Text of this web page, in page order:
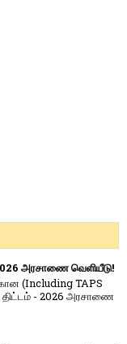
2026 அரசாணை வெளியீடு!
(Including TAPS
திட்டம் - 2026 அரசாணை